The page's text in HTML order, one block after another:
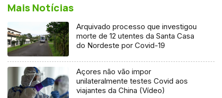
Mais Notícias
Arquivado processo que investigou
morte de 12 utentes da Santa Casa
do Nordeste por Covid-19
Açores não vão impor
unilateralmente testes Covid aos
viajantes da China (Vídeo)